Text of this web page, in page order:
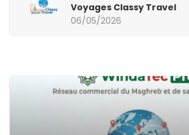
Voyages Classy Travel
06/05/2026